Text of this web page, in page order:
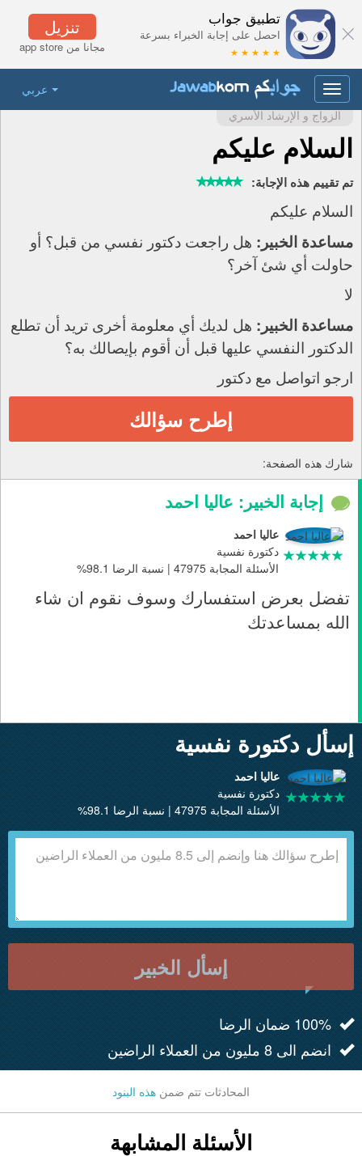
تنزيل
مجانا من app store
تطبيق جواب
احصل على إجابة الخبراء بسرعة
★ ★ ★ ★ ★
عربي
Toggle
navigation
الزواج و الإرشاد الأسري
السلام عليكم
تم تقييم هذه الإجابة:
السلام عليكم
مساعدة الخبير: هل راجعت دكتور نفسي من قبل؟ أو
حاولت أي شئ آخر؟
لا
مساعدة الخبير: هل لديك أي معلومة أخرى تريد أن تطلع
الدكتور النفسي عليها قبل أن أقوم بإيصالك به؟
ارجو اتواصل مع دكتور
إطرح سؤالك
شارك هذه الصفحة:
إجابة الخبير: عاليا احمد
عاليا احمد
دكتورة نفسية
الأسئلة المجابة 47975 | نسبة الرضا 98.1%
تفضل بعرض استفسارك وسوف نقوم ان شاء
الله بمساعدتك
إسأل دكتورة نفسية
عاليا احمد
دكتورة نفسية
الأسئلة المجابة 47975 | نسبة الرضا 98.1%
إسأل الخبير
100% ضمان الرضا
انضم الى 8 مليون من العملاء الراضين
المحادثات تتم ضمن هذه البنود
الأسئلة المشابهة